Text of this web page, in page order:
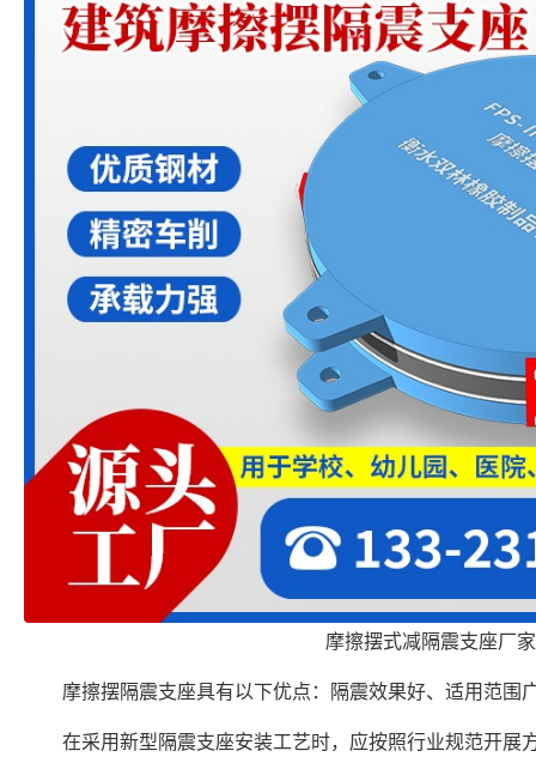
摩擦摆式减隔震支座厂家
摩擦摆隔震支座具有以下优点：隔震效果好、适用范围
在采用新型隔震支座安装工艺时，应按照行业规范开展